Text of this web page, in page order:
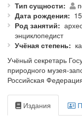
Тип сущности
Дата рождения
Род занятий
энциклопедист
Учёная степень
Учёный секретарь
природного музея-
Российская
Издания